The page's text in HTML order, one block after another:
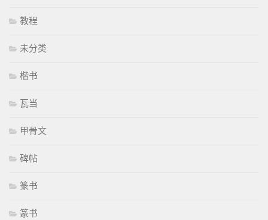
教程
未分类
楷书
瓦当
甲骨文
碑帖
篆书
篆书